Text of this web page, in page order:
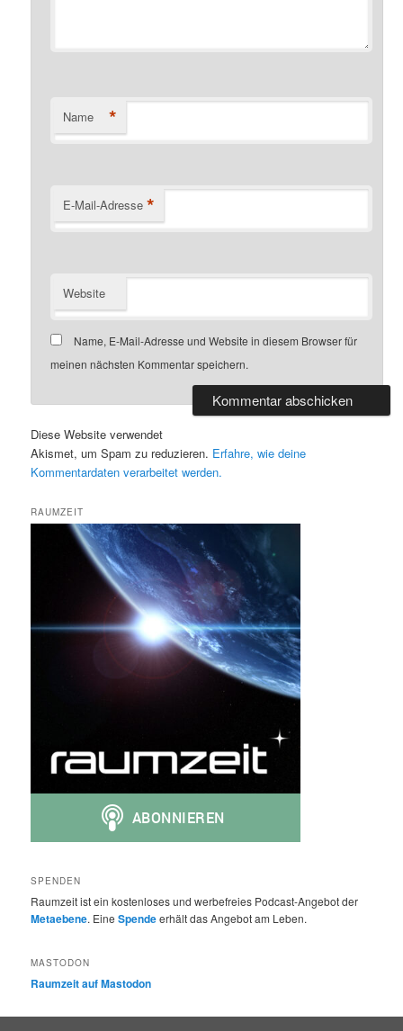
Name *
E-Mail-Adresse *
Website
Name, E-Mail-Adresse und Website in diesem Browser für
meinen nächsten Kommentar speichern.
Diese Website verwendet
Akismet, um Spam zu reduzieren. Erfahre, wie deine
Kommentardaten verarbeitet werden.
RAUMZEIT
SPENDEN
Raumzeit ist ein kostenloses und werbefreies Podcast-Angebot der
Metaebene. EineSpendeerhält das Angebot am Leben.
MASTODON
Raumzeit auf Mastodon